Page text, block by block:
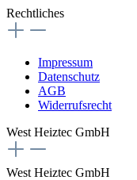
Rechtliches
Impressum
Datenschutz
AGB
Widerrufsrecht
West Heiztec GmbH
West Heiztec GmbH